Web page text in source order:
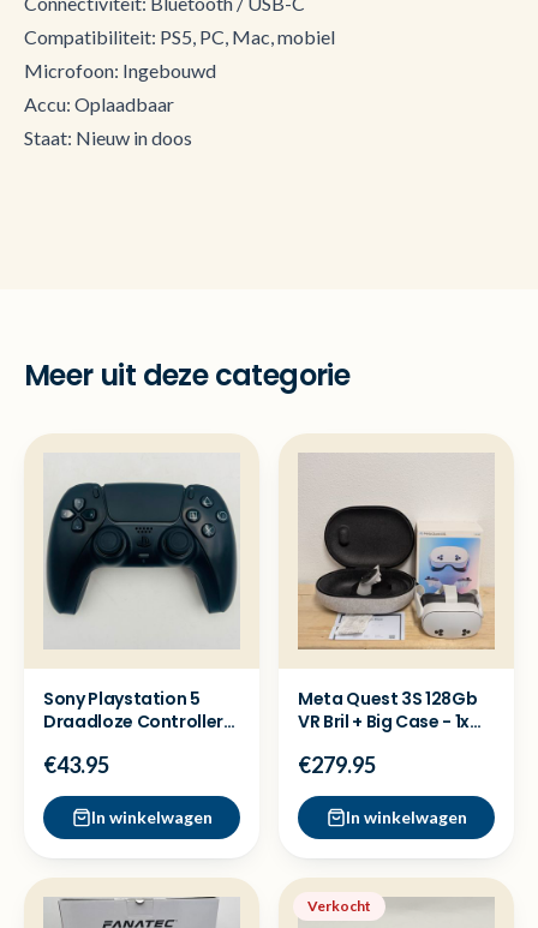
Compatibiliteit: PS5, PC, Mac, mobiel
Microfoon: Ingebouwd
Accu: Oplaadbaar
Staat: Nieuw in doos
Meer uit deze categorie
Sony Playstation 5
Draadloze Controller
€43.95
In winkelwagen
Meta Quest 3S 128Gb
VR Bril + Big Case - 1x
€279.95
In winkelwagen
Verkocht